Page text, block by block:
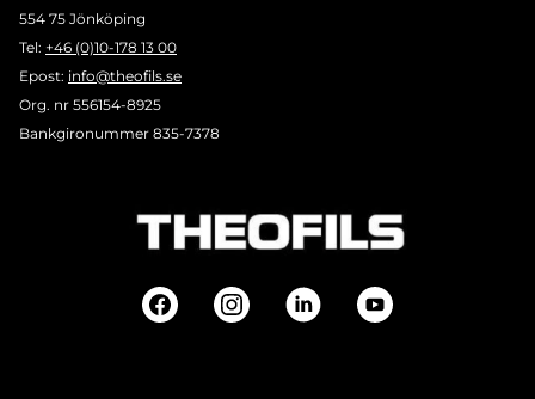
554 75 Jönköping
Tel: +46 (0)10-178 13 00
Epost: info@theofils.se
Org. nr 556154-8925
Bankgironummer 835-7378